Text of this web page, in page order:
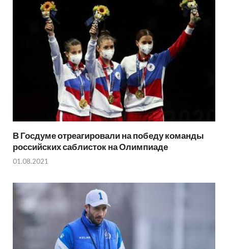
В Госдуме отреагировали на победу команды
российских саблисток на Олимпиаде
01.08.2021